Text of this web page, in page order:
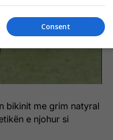
bikinit me grim natyral
e njohur si
Consent